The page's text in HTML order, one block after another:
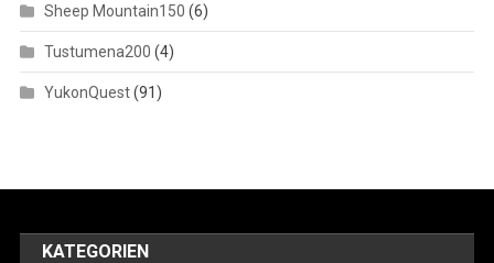
Sheep Mountain150 (6)
Tustumena200 (4)
YukonQuest(91)
KATEGORIEN